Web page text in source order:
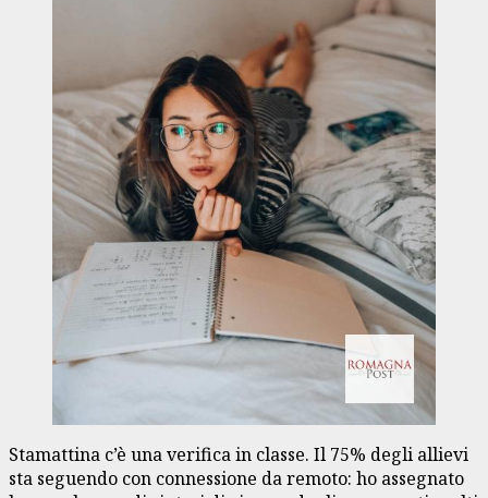
Stamattina c’è una verifica in classe. Il 75% degli allievi
sta seguendo con connessione da remoto: ho assegnato